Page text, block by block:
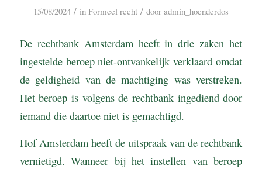
15/08/2024 / in Formeel recht / door admin_hoenderdos
De rechtbank Amsterdam heeft in drie zaken het
ingestelde beroep niet-ontvankelijk verklaard omdat
de geldigheid van de machtiging was verstreken.
Het beroep is volgens de rechtbank ingediend door
iemand die daartoe niet is gemachtigd.
Hof Amsterdam heeft de uitspraak van de rechtbank
vernietigd. Wanneer bij het instellen van beroep